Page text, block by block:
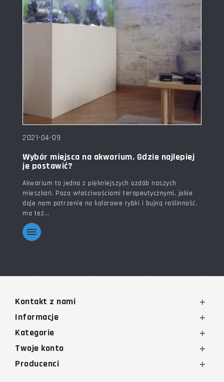
2021-04-09
Wybór miejsca na akwarium. Gdzie najlepiej
je postawić?
Akwarium to jedna z piękniejszych ozdób naszych
mieszkań. Poza właściwościami terapeutycznymi, jakie
daje nam patrzenie na kolorowe rybki i bujną roślinność,
ma też...
Kontakt z nami
Informacje
Kategorie
Twoje konto
Producenci